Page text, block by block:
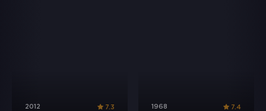
2012 7.3 1968 7.4